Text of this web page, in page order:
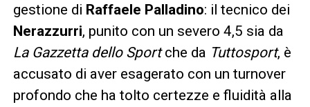
gestione di Raffaele Palladino: il tecnico dei
Nerazzurri, punito con un severo 4,5 sia da
La Gazzetta dello Sportche da Tuttosport, è
accusato di aver esagerato con un turnover
profondo che ha tolto certezze e fluidità alla